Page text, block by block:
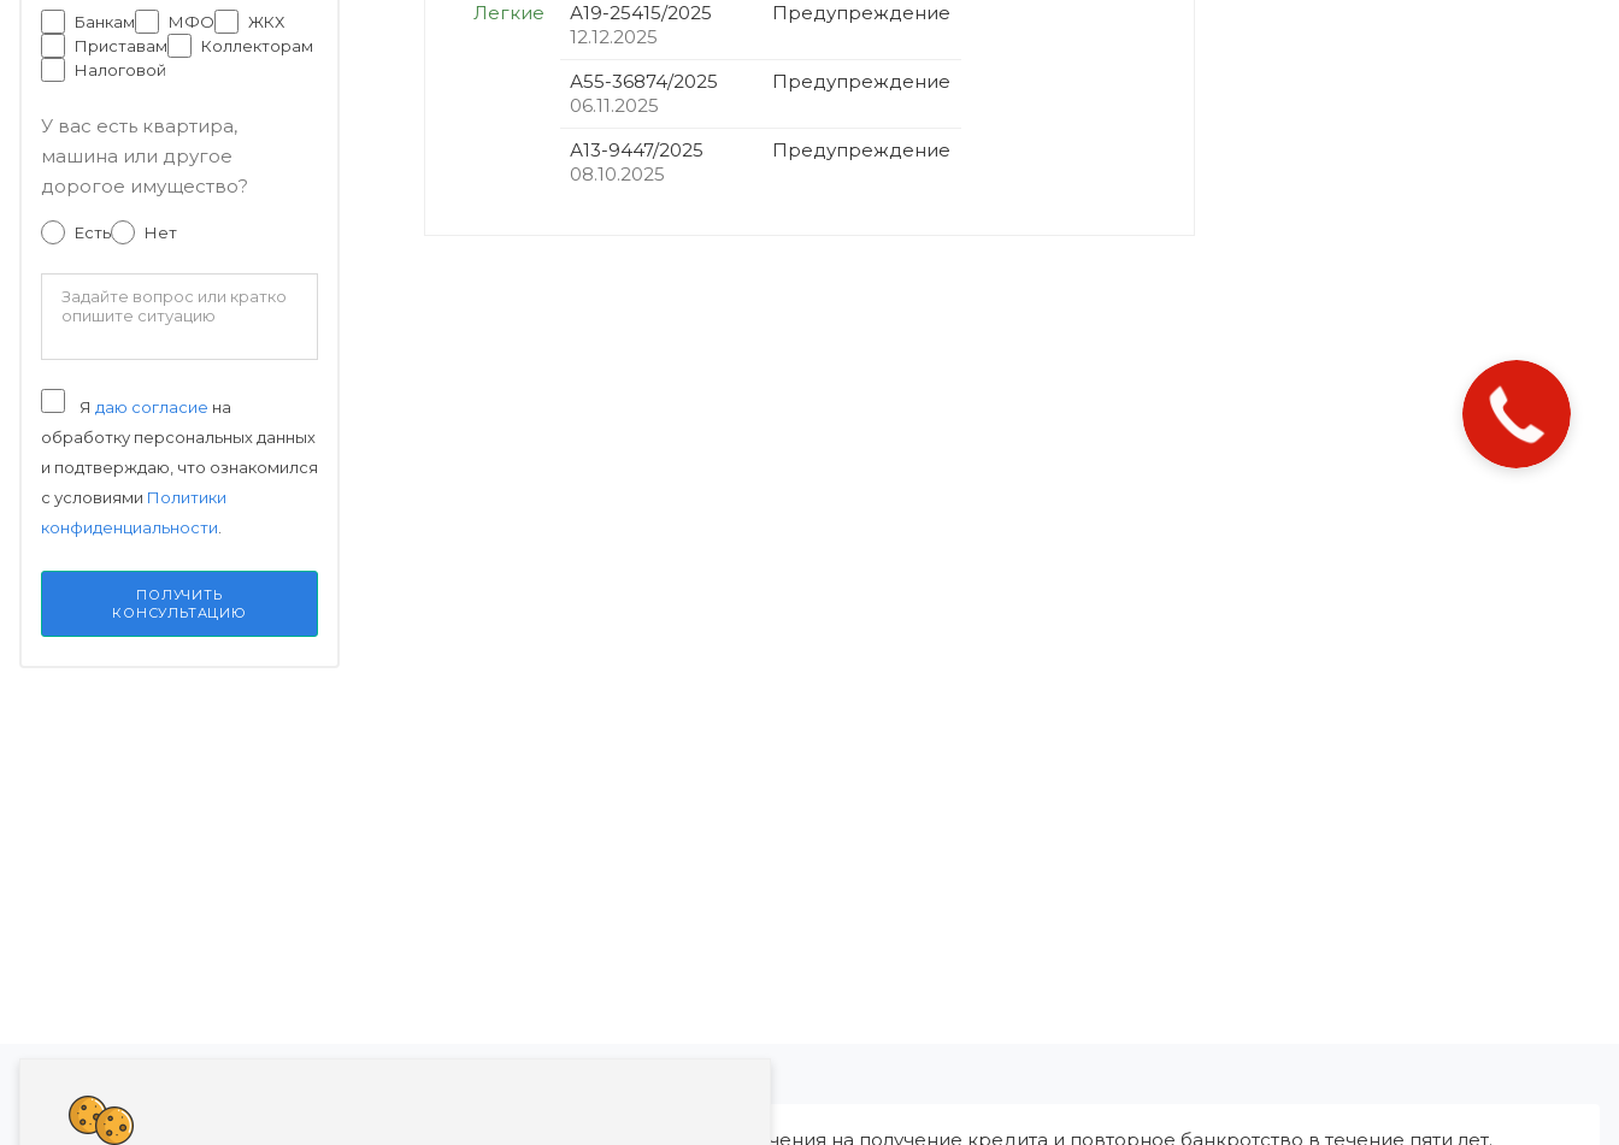
Банкам МФО
ЖКХ
Приставам
Коллекторам
Налоговой
У вас есть квартира,
машина или другое
дорогое имущество?
Есть Нет
Я даю согласие на
обработку персональных данных
и подтверждаю, что ознакомился
с условиями Политики
конфиденциальности.
ПОЛУЧИТЬ
КОНСУЛЬТАЦИЮ
Легкие
А19-25415/2025
12.12.2025
Предупреждение
А55-36874/2025
06.11.2025
Предупреждение
А13-9447/2025
08.10.2025
Предупреждение
Банкротство влечет негативные последствия, в том числе ограничения на получение кредита и повторное банкротство в течение пяти лет.